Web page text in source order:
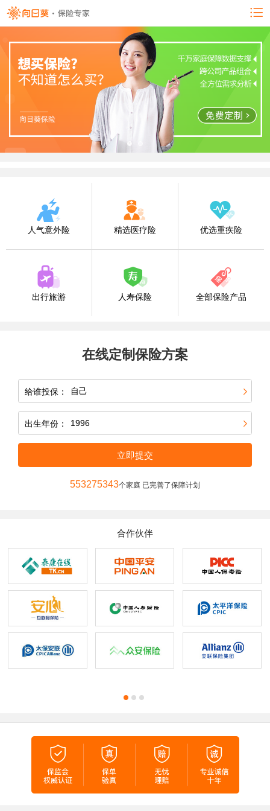
人气意外险 精选医疗险 优选重疾险
出行旅游 人寿保险 全部保险产品
在线定制保险方案
给谁投保：
出生年份：
立即提交
553275343个家庭 已完善了保障计划
合作伙伴